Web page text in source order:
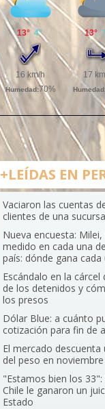
+LEÍDAS EN
Vaciaron las cuentas
clientes de una
Nueva encuesta:
medido en cada una
país: dónde gana cada
Escándalo en la
de los detenidos y
los presos
Dólar Blue: a cuánto
cotización para fin de
El mercado descuenta
del peso en
"Estamos bien los
Chile le ganaron un
Estado